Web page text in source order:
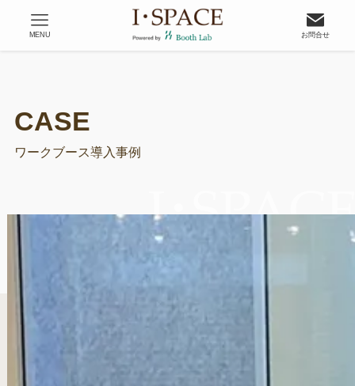
お問合せ
MENU
ワークブース導入事例